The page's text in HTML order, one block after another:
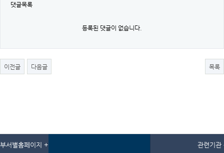
댓글목록
등록된 댓글이 없습니다.
이전글 다음글 목록
부서별홈페이지 + 관련기관